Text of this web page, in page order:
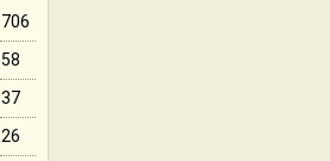
706
58
37
26